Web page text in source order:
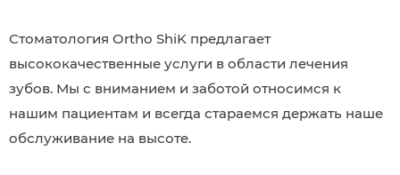
Стоматология Ortho ShiK предлагает
высококачественные услуги в области лечения
зубов. Мы с вниманием и заботой относимся к
нашим пациентам и всегда стараемся держать наше
обслуживание на высоте.